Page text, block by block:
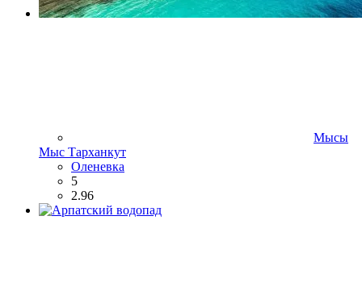
Мысы
Мыс Тарханкут
Оленевка
5
2.96